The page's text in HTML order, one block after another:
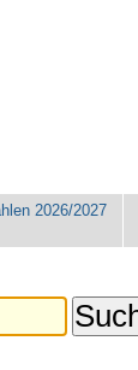
2026/2027